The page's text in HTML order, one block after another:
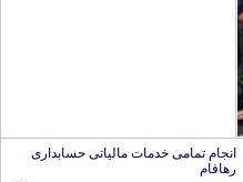
انجام تمامی خدمات مالیاتی حسابداری
رهافام